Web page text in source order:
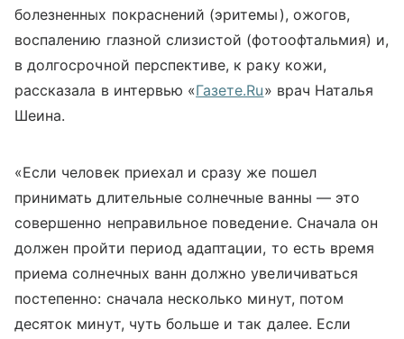
болезненных покраснений (эритемы), ожогов,
воспалению глазной слизистой (фотоофтальмия) и,
в долгосрочной перспективе, к раку кожи,
рассказала в интервью «Газете.Ru» врач Наталья
Шеина.
«Если человек приехал и сразу же пошел
принимать длительные солнечные ванны — это
совершенно неправильное поведение. Сначала он
должен пройти период адаптации, то есть время
приема солнечных ванн должно увеличиваться
постепенно: сначала несколько минут, потом
десяток минут, чуть больше и так далее. Если